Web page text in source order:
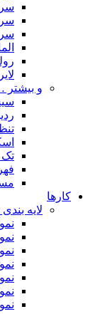
و بیشتر
تک
کارها
لایه